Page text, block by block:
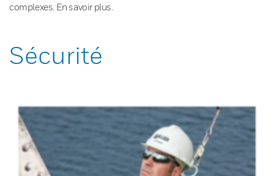
complexes. En savoir plus.
Sécurité